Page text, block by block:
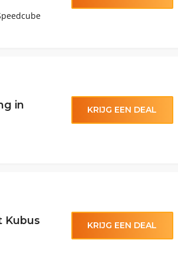
in
KRIJG EEN DEAL
Kubus KRIJG EEN DEAL